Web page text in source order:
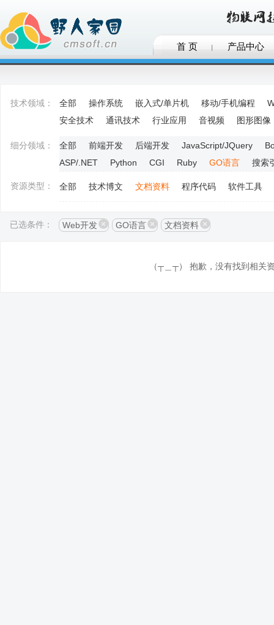
首 页 产品中心
技术领域： 全部 操作系统 嵌入式/单片机 移动/手机编程
安全技术
通讯技术 行业应用 音视频 图形图像
细分领域： 全部 前端开发 后端开发 JavaScript/JQuery
ASP/.NET
Python CGI Ruby GO语言 搜索
资源类型： 全部 技术博文 文档资料 程序代码 软件工具
已选条件： Web开发 GO语言 文档资料
（┬＿┬） 抱歉，没有找到相关